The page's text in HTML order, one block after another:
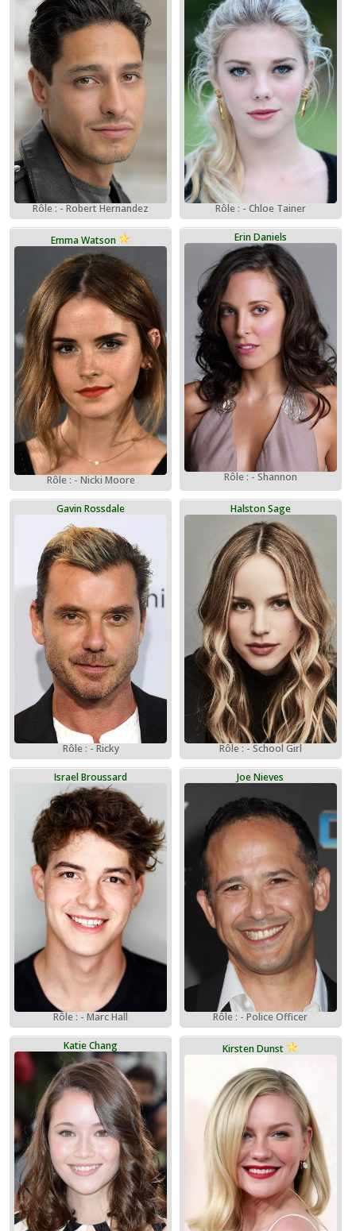
Rôle : - Robert Hernandez Rôle : - Chloe Tainer
Emma Watson
Rôle : - Nicki Moore
Erin Daniels
Rôle : - Shannon
Gavin Rossdale
Rôle : - Ricky
Halston Sage
Rôle : - School Girl
Israel Broussard
Rôle : - Marc Hall
Joe Nieves
Rôle : - Police Officer
Katie Chang Kirsten Dunst